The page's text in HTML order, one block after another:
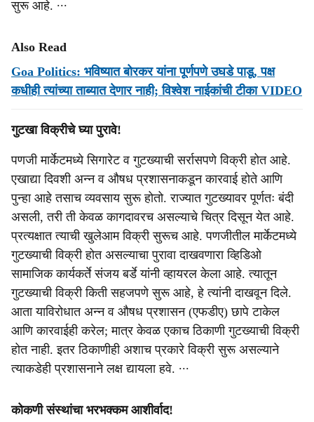
सुरू आहे. ∙∙∙
Also Read
Goa Politics: भविष्‍यात बोरकर यांना पूर्णपणे उघडे पाडू, पक्ष
कधीही त्‍यांच्‍या ताब्‍यात देणार नाही; विश्‍‍वेश नाईकांची टीका VIDEO
गुटखा विक्रीचे घ्या पुरावे!
पणजी मार्केटमध्ये सिगारेट व गुटख्याची सर्रासपणे विक्री होत आहे.
एखाद्या दिवशी अन्न व औषध प्रशासनाकडून कारवाई होते आणि
पुन्हा आहे तसाच व्यवसाय सुरू होतो. राज्यात गुटख्यावर पूर्णतः बंदी
असली, तरी ती केवळ कागदावरच असल्याचे चित्र दिसून येत आहे.
प्रत्यक्षात त्याची खुलेआम विक्री सुरूच आहे. पणजीतील मार्केटमध्ये
गुटख्याची विक्री होत असल्याचा पुरावा दाखवणारा व्हिडिओ
सामाजिक कार्यकर्ते संजय बर्डे यांनी व्हायरल केला आहे. त्यातून
गुटख्याची विक्री किती सहजपणे सुरू आहे, हे त्यांनी दाखवून दिले.
आता याविरोधात अन्न व औषध प्रशासन (एफडीए) छापे टाकेल
आणि कारवाईही करेल; मात्र केवळ एकाच ठिकाणी गुटख्याची विक्री
होत नाही. इतर ठिकाणीही अशाच प्रकारे विक्री सुरू असल्याने
त्याकडेही प्रशासनाने लक्ष द्यायला हवे. ∙∙∙
कोकणी संस्थांचा भरभक्कम आशीर्वाद!